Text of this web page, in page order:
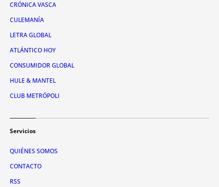
CRÓNICA VASCA
CULEMANÍA
LETRA GLOBAL
ATLÁNTICO HOY
CONSUMIDOR GLOBAL
HULE & MANTEL
CLUB METRÓPOLI
Servicios
QUIÉNES SOMOS
CONTACTO
RSS